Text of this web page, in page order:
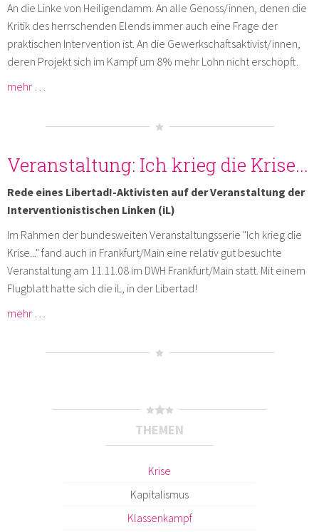
An die Linke von Heiligendamm. An alle Genoss/innen, denen die
Kritik des herrschenden Elends immer auch eine Frage der
praktischen Intervention ist. An die Gewerkschaftsaktivist/innen,
deren Projekt sich im Kampf um 8% mehr Lohn nicht erschöpft.
mehr …
Veranstaltung: Ich krieg die Krise...
Rede eines Libertad!-Aktivisten auf der Veranstaltung der
Interventionistischen Linken (iL)
Im Rahmen der bundesweiten Veranstaltungsserie "Ich krieg die
Krise..." fand auch in Frankfurt/Main eine relativ gut besuchte
Veranstaltung am 11.11.08 im DWH Frankfurt/Main statt. Mit einem
Flugblatt hatte sich die iL, in der Libertad!
mehr …
THEMEN
Krise
Kapitalismus
Klassenkampf